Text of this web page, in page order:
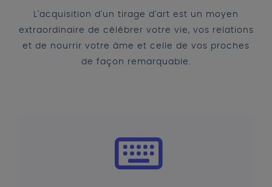
L'acquisition d'un tirage d'art est un moyen
extraordinaire de célébrer votre vie, vos relations
et de nourrir votre âme et celle de vos proches
de façon remarquable.